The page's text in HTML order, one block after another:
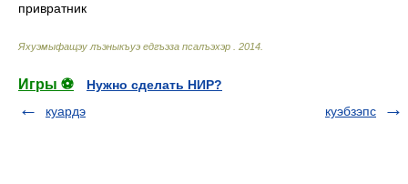
привратник
Яхуэмыфащэу лъэныкъуэ едгъэза псалъэхэр 2014
Игры ⚽
Нужно сделать НИР?
куардэ
куэбзэпс